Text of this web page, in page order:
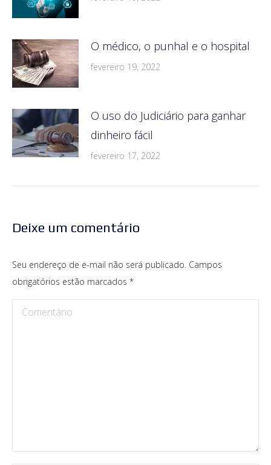
O médico, o punhal e o hospital
fevereiro 19, 2022
O uso do Judiciário para ganhar
dinheiro fácil
fevereiro 17, 2022
Deixe um comentário
Seu endereço de e-mail não será publicado. Campos
obrigatórios estão marcados *
Comentário